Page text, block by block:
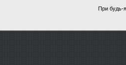
При будь-